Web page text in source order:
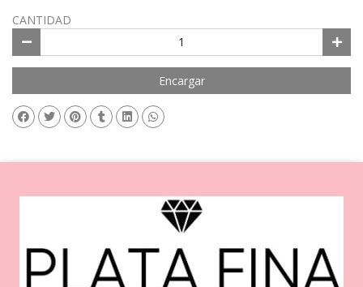
CANTIDAD
Encargar